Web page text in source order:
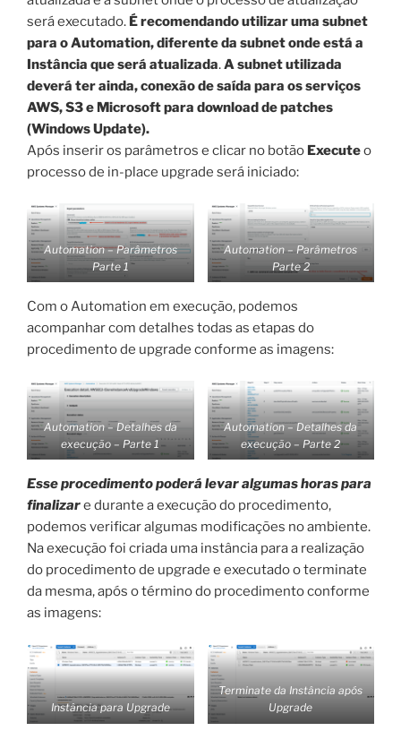
será executado. É recomendando utilizar uma subnet
para o Automation, diferente da subnet onde está a
Instância que será atualizada.A subnet utilizada
deverá ter ainda, conexão de saída para os serviços
AWS, S3 e Microsoft para download de patches
(Windows Update).
Após inserir os parâmetros e clicar no botão Executeo
processo de in-place upgrade será iniciado:
Automation – Parâmetros
Parte1
Automation – Parâmetros
Parte 2
Com o Automation em execução, podemos
acompanhar com detalhes todas as etapas do
procedimento de upgrade conforme as imagens:
Automation – Detalhes da
execução – Parte 1
Automation – Detalhes da
execução – Parte2
Esse procedimento poderá levar algumas horas para
finalizare durante a execução do procedimento,
podemos verificar algumas modificações no ambiente.
Na execução foi criada uma instância para a realização
do procedimento de upgrade e executado o terminate
da mesma, após o término do procedimento conforme
as imagens:
Instância para Upgrade
Terminate da Instância após
Upgrade